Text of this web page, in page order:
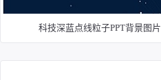
科技深蓝点线粒子PPT背景图片